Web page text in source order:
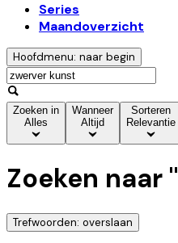
Series
Maandoverzicht
Hoofdmenu: naar begin
Zoeken in
Alles
Wanneer
Altijd
Sorteren
Relevantie
Zoeken naar "
Trefwoorden: overslaan